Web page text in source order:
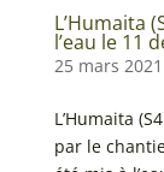
L’Humaita
l’eau le 11
25 mars 2021
L’Humaita
par le